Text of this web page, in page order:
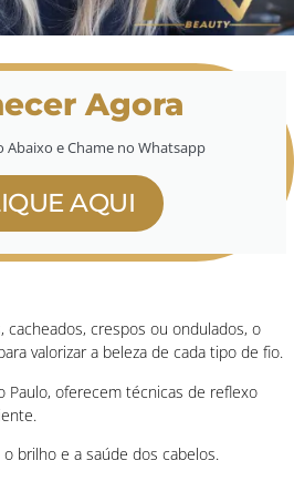
Agora
Abaixo e Chame no Whatsapp
AQUI
cacheados, crespos ou ondulados, o
valorizar a beleza de cada tipo de fio.
Paulo, oferecem técnicas de reflexo
brilho e a saúde dos cabelos.